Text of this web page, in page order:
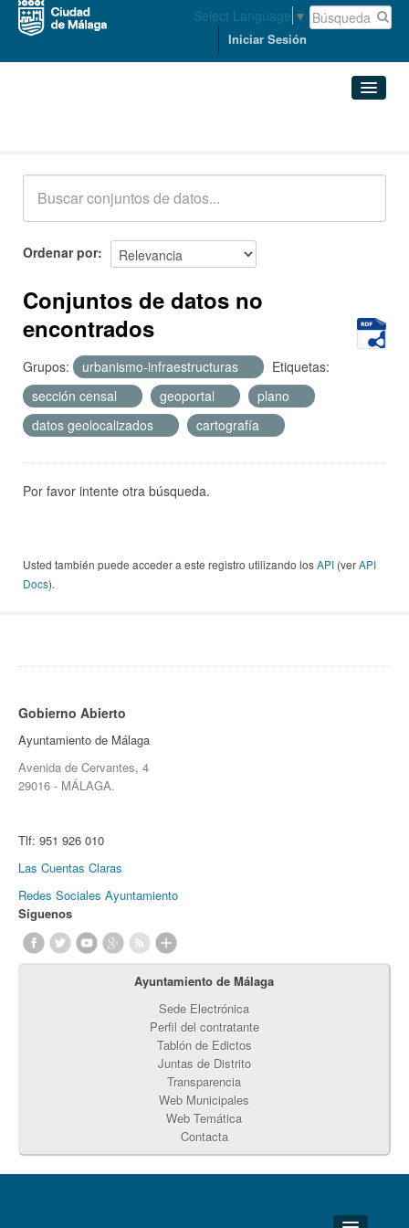
Select Language ▼
Iniciar Sesión
Acerca de
Ordenar por
Conjuntos de datos no
encontrados
Grupos: urbanismo-infraestructuras
Etiquetas:
sección censal
geoportal
plano
datos geolocalizados
cartografía
Por favor intente otra búsqueda.
Usted también puede acceder a este registro utilizando losAPI (verAPI
Docs).
Gobierno Abierto
Ayuntamiento de Málaga
Avenida de Cervantes, 4
29016 - MÁLAGA.
Tlf: 951 926 010
Las Cuentas Claras
Redes Sociales Ayuntamiento
Síguenos
Ayuntamiento de Málaga
Sede Electrónica
Perfil del contratante
Tablón de Edictos
Juntas de Distrito
Transparencia
Web Municipales
Web Temática
Contacta